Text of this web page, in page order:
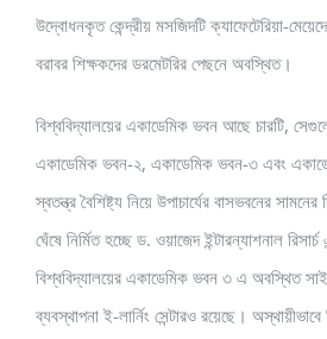
উদ্বোধনকৃত কেন্দ্রীয় মসজিদটি ক্যাফেটেরিয়া-
বরাবর শিক্ষকদের ডরমেটরির পেছনে অবস্থিত।
বিশ্ববিদ্যালয়ের একাডেমিক ভবন আছে চারটি,
একাডেমিক ভবন-২, একাডেমিক ভবন-৩ এবং
স্বতন্ত্র বৈশিষ্ট্য নিয়ে উপাচার্যের বাসভবনের
ঘেঁষে নির্মিত হচ্ছে ড. ওয়াজেদ ইন্টারন্যাশনাল
বিশ্ববিদ্যালয়ের একাডেমিক ভবন ৩ এ অবস্থিত
ব্যবস্থাপনা ই-লার্নিং সেন্টারও রয়েছে।